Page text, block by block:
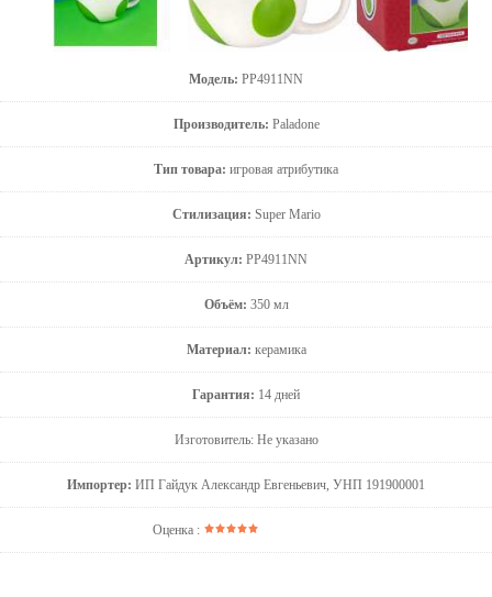
Модель: PP4911NN
Производитель: Paladone
Тип товара: игровая атрибутика
Стилизация: Super Mario
Артикул: PP4911NN
Объём: 350 мл
Материал: керамика
Гарантия: 14 дней
Изготовитель: Не указано
Импортер: ИП Гайдук Александр Евгеньевич, УНП 191900001
Оценка :